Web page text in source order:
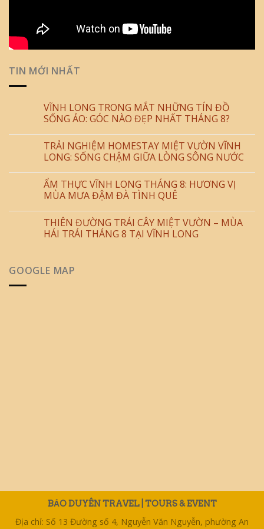
TIN MỚI NHẤT
VĨNH LONG TRONG MẮT NHỮNG TÍN ĐỒ
SỐNG ẢO: GÓC NÀO ĐẸP NHẤT THÁNG 8?
TRẢI NGHIỆM HOMESTAY MIỆT VƯỜN VĨNH
LONG: SỐNG CHẬM GIỮA LÒNG SÔNG NƯỚC
ẨM THỰC VĨNH LONG THÁNG 8: HƯƠNG VỊ
MÙA MƯA ĐẬM ĐÀ TÌNH QUÊ
THIÊN ĐƯỜNG TRÁI CÂY MIỆT VƯỜN – MÙA
HÁI TRÁI THÁNG 8 TẠI VĨNH LONG
GOOGLE MAP
BẢO DUYÊN TRAVEL | TOURS & EVENT
Địa chỉ: Số 13 Đường số 4, Nguyễn Văn Nguyễn, phường An